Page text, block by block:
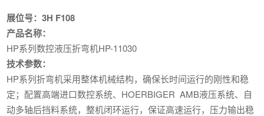
展位号：3H F108
产品名称：
HP系列数控液压折弯机HP-11030
技术参数：
HP系列折弯机采用整体机械结构，确保长时间运行的刚性和稳
定；配置高端进口数控系统、HOERBIGER AMB液压系统、自
动多轴后挡料系统，整机闭环运行，保证高速运行，压力输出稳